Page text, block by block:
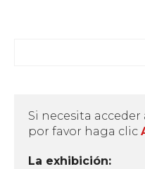
Si necesita
por favor haga clic
La exhibición: